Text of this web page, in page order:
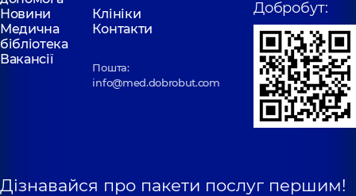
Новини
Клініки
Медична
бібліотека
Контакти
Вакансії
Пошта:
info@med.dobrobut.com
Добробут:
Дізнавайся про пакети послуг першим!